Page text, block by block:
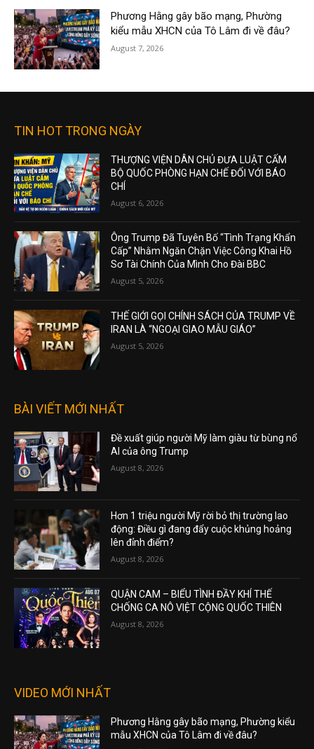
Phương Hằng gây bão mạng, Phường
kiểu mẫu XHCN của Tô Lâm đi về đâu?
August 7, 2026
TIN HOT TRONG NGÀY
THƯỢNG VIỆN DÂN CHỦ ĐƯA LUẬT CẤM
BỘ QUỐC PHÒNG HẠN CHẾ ĐỐI VỚI BÁO
CHÍ
August 6, 2026
Ông Trump Đã Tuyên Bố “Tình Trạng Khẩn
Cấp” Nhằm Ngăn Chặn Việc Công Khai Hồ
Sơ Tài Chính Của Mình Cho Đài BBC
August 5, 2026
THẾ GIỚI GỌI CHÍNH SÁCH CỦA TRUMP VỀ
IRAN LÀ “NGOẠI GIAO MẪU GIÁO”
August 5, 2026
BÀI VIẾT MỚI NHẤT
Đề xuất giúp người Mỹ làm giàu từ bùng nổ
AI của ông Trump
August 8, 2026
Hơn 1 triệu người Mỹ rời bỏ thị trường lao
động: Điều gì đang đẩy cuộc khủng hoảng
lên đỉnh điểm?
August 8, 2026
QUẬN CAM – BIỂU TÌNH ĐẦY KHÍ THẾ
CHỐNG CA NÔ VIỆT CỘNG QUỐC THIÊN
August 8, 2026
VIDEO MỚI NHẤT
Phương Hằng gây bão mạng, Phường kiểu
mẫu XHCN của Tô Lâm đi về đâu?